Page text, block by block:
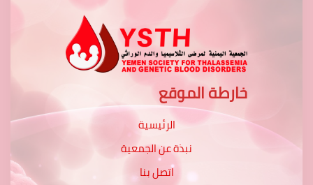
خارطة الموقع
الرئيسية
نبذة عن الجمعية
اتصل بنا